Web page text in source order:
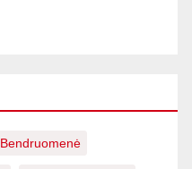
Bendruomenė